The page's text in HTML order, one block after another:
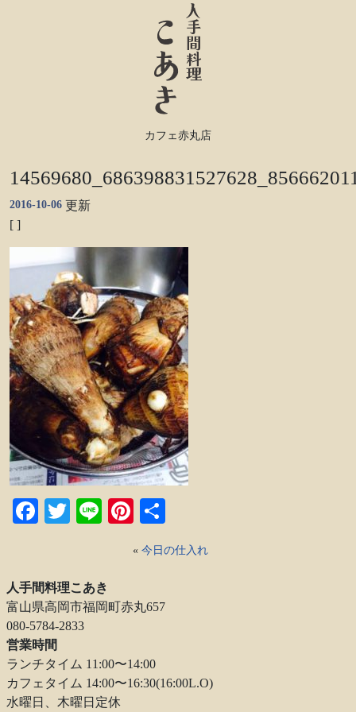
カフェ赤丸店
2016-10-06 更新
[ ]
Facebook
TwitterLinePinterest
有
« 今日の仕入れ
人手間料理こあき
富山県高岡市福岡町赤丸657
080-5784-2833
営業時間
ランチタイム 11:00〜14:00
カフェタイム 14:00〜16:30(16:00L.O)
水曜日、木曜日定休